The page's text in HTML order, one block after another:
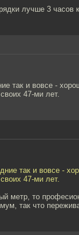
лучше 3 часов
так и вовсе -
47-ми лет.
так и вовсе -
47-ми лет.
метр, то
так что